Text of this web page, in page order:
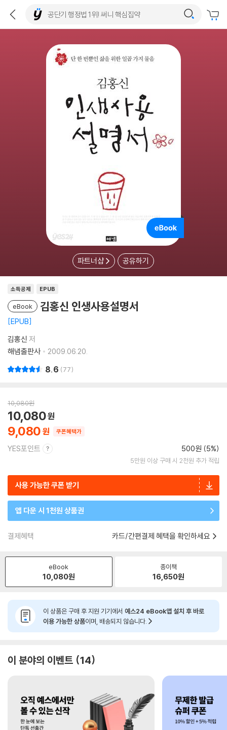
파트너샵 공유하기
소득공제 EPUB
eBook 김홍신 인생사용설명서
EPUB
김홍신 저
해냄출판사
2009.06.20.
8.6 77
10,080원
9,080
10,080
쿠폰혜택가
YES포인트 500원 (5%)
5만원 이상 구매 시 2천원 추가 적립
사용 가능한 쿠폰 받기
앱 다운 시 1천원 상품권
결제혜택 카드/간편결제 혜택을 확인하세요
eBook
10,080원
종이책
16,650원
이 상품은 구매 후 지원 기기에서 예스24 eBook앱 설치 후 바로
이용 가능한 상품이며, 배송되지 않습니다.
이 분야의 이벤트 14